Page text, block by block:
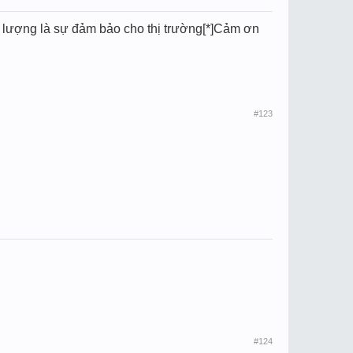
là sự đảm bảo cho thị trường[*]Cảm ơn
#123
#124